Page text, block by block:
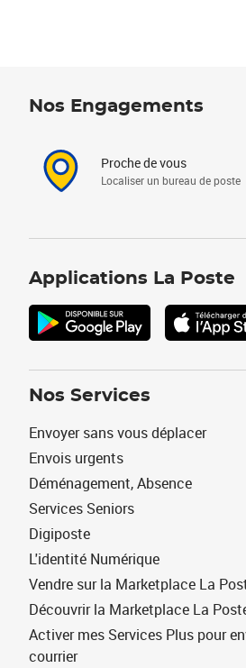
Nos Engagements
Proche de vous
Localiser un bureau de poste
Applications La Poste
Nos Services
Envoyer sans vous déplacer
Envois urgents
Déménagement, Absence
Services Seniors
Digiposte
L'identité Numérique
Vendre sur la Marketplace La
Découvrir la Marketplace La
Activer mes Services Plus pour
courrier